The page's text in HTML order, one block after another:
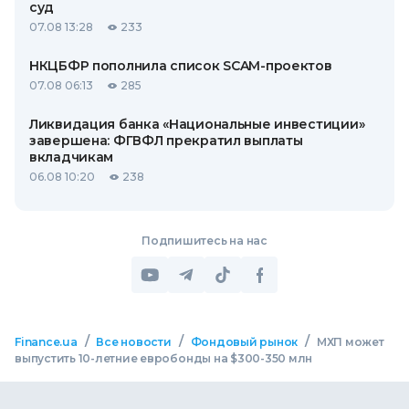
суд
07.08 13:28 233
НКЦБФР пополнила список SCAM-проектов
07.08 06:13 285
Ликвидация банка «Национальные инвестиции»
завершена: ФГВФЛ прекратил выплаты
вкладчикам
06.08 10:20 238
Подпишитесь на нас
Finance.ua / Все новости / Фондовый рынок /
МХП может
выпустить 10-летние евробонды на $300-350 млн